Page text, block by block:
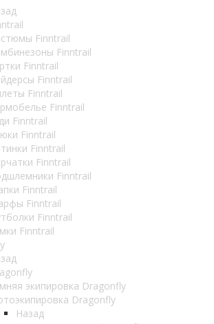
Finntrail
Finntrail
Finntrail
Finntrail
Finntrail
Finntrail
Finntrail
Finntrail
Finntrail
Finntrail
Finntrail
Finntrail
Finntrail
Finntrail
Finntrail
экипировка Dragonfly
Dragonfly
Назад